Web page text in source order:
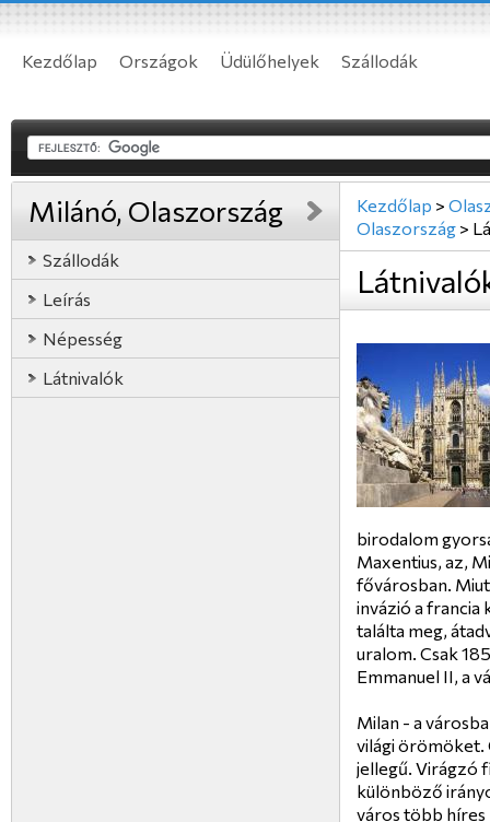
Kezdőlap Országok Üdülőhelyek Szállodák
Milánó, Olaszország
Szállodák
Leírás
Népesség
Látnivalók
Kezdőlap >
Olaszország >
birodalom
Maxentius, az,
fővárosban.
invázió a francia
találta meg,
uralom. Csak
Emmanuel II, a
Milan - a
világi örömöket.
jellegű. Virágzó
különböző
város több híres